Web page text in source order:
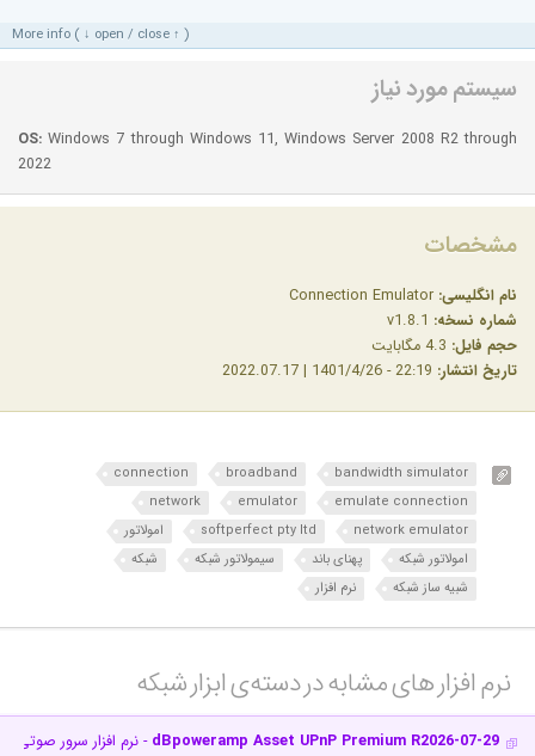
More info ( ↓ open / close ↑ )
سیستم مورد نیاز
OS: Windows 7 through Windows 11, Windows Server 2008 R2 through
2022
مشخصات
نام انگلیسی:
شماره نسخه:
حجم فایل:
تاریخ انتشار:
bandwidth simulator
broadband
connection
emulate connection
emulator
network
network emulator
softperfect pty ltd
امولاتور
امولاتور شبکه
پهنای باند سیمولاتور شبکه
شبکه
شبیه ساز شبکه
نرم افزار
نرم افزار های مشابه در دسته‌ی‌ ابزار شبکه‎
dBpoweramp Asset UPnP Premium R2026-07-29 - نرم افزار سرور صوتی